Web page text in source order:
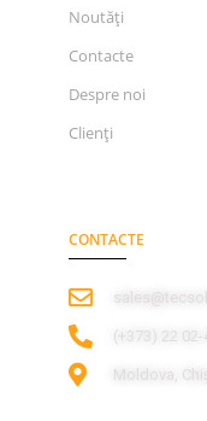
Noutăți
Contacte
Despre noi
Clienți
CONTACTE
‎(+373) 22
Moldova,